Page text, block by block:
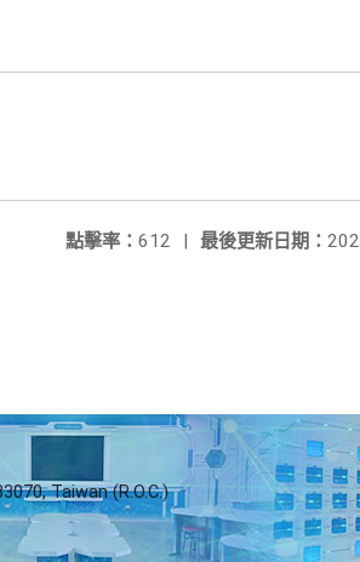
最後更新日期：
點擊率： 612 |
Taiwan (R.O.C.)